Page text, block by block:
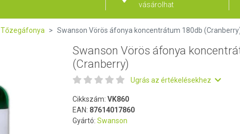
vásárolhat
Tőzegáfonya Swanson Vörös áfonya koncentrátum 180db
Swanson Vörös áfonya
(Cranberry)
Ugrás az értékelésekhez
Cikkszám: VK860
EAN: 87614017860
Gyártó: Swanson